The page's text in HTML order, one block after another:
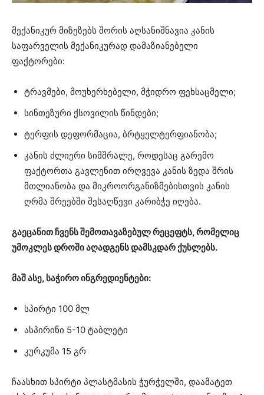
მექანიკურ მიზეზებს შორის აღსანიშნავია კანის
საფარველის მექანიკურად დამაზიანებელი
ფაქტორები:
ტრავმები, მოუხერხებელი, მჭიდრო ფეხსაცმელი;
სინთეზური ქსოვილის წინდები;
ტერფის დეფორმაცია, ბრტყელტერფიანობა;
კანის ძლიერი სიმშრალე, როდესაც გარემო
ფაქტორთა გავლენით ირღვევა კანის ზედა შრის
მთლიანობა და მიკროორგანიზმებისთვის კანის
ღრმა შრეებში შესაღწევი კარიბჭე იღება.
გაეცანით ჩვენს შემოთავაზებულ რეცეფტს, რომელიც
უმოკლეს დროში აღადგენს დამსკდარ ქუსლებს.
მაშ ასე, საჭირო ინგრედიენტები:
სპირტი 100 მლ
ასპირინი 5-10 ტაბლეტი
კურკუმა 15 გრ
ჩაასხით სპირტი პლასტმასის ჭურჭელში, დაამატეთ